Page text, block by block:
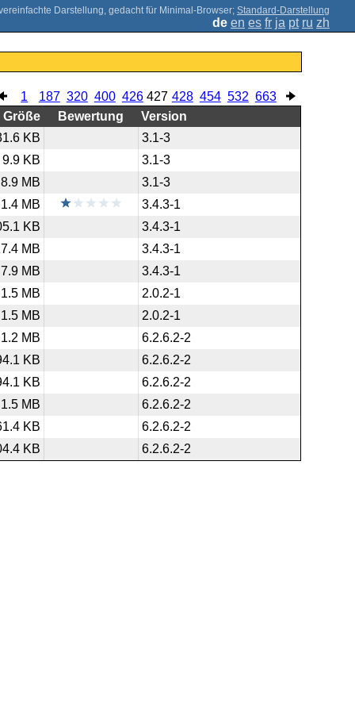
; Standard-Darstellung
de en es fr ja pt ru zh
1 187 320 400 426 427 428 454 532 663
Größe Bewertung
Version
KB
3.1-3
9.9 KB
3.1-3
8.9 MB
3.1-3
1.4 MB
3.4.3-1
KB
3.4.3-1
MB
3.4.3-1
7.9 MB
3.4.3-1
1.5 MB
2.0.2-1
1.5 MB
2.0.2-1
1.2 MB
6.2.6.2-2
KB
6.2.6.2-2
KB
6.2.6.2-2
1.5 MB
6.2.6.2-2
KB
6.2.6.2-2
KB 6.2.6.2-2